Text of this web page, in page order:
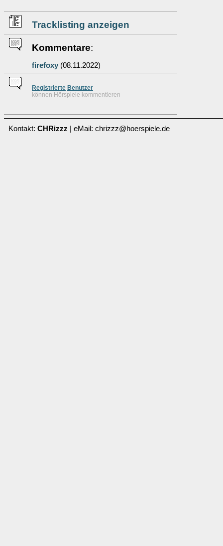
Tracklisting anzeigen
Kommentare:
firefoxy (08.11.2022)
Registrierte Benutzer
können Hörspiele kommentieren
Kontakt: CHRizzz | eMail: chrizzz@hoerspiele.de